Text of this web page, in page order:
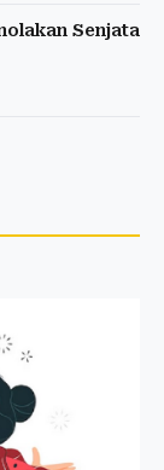
Senjata